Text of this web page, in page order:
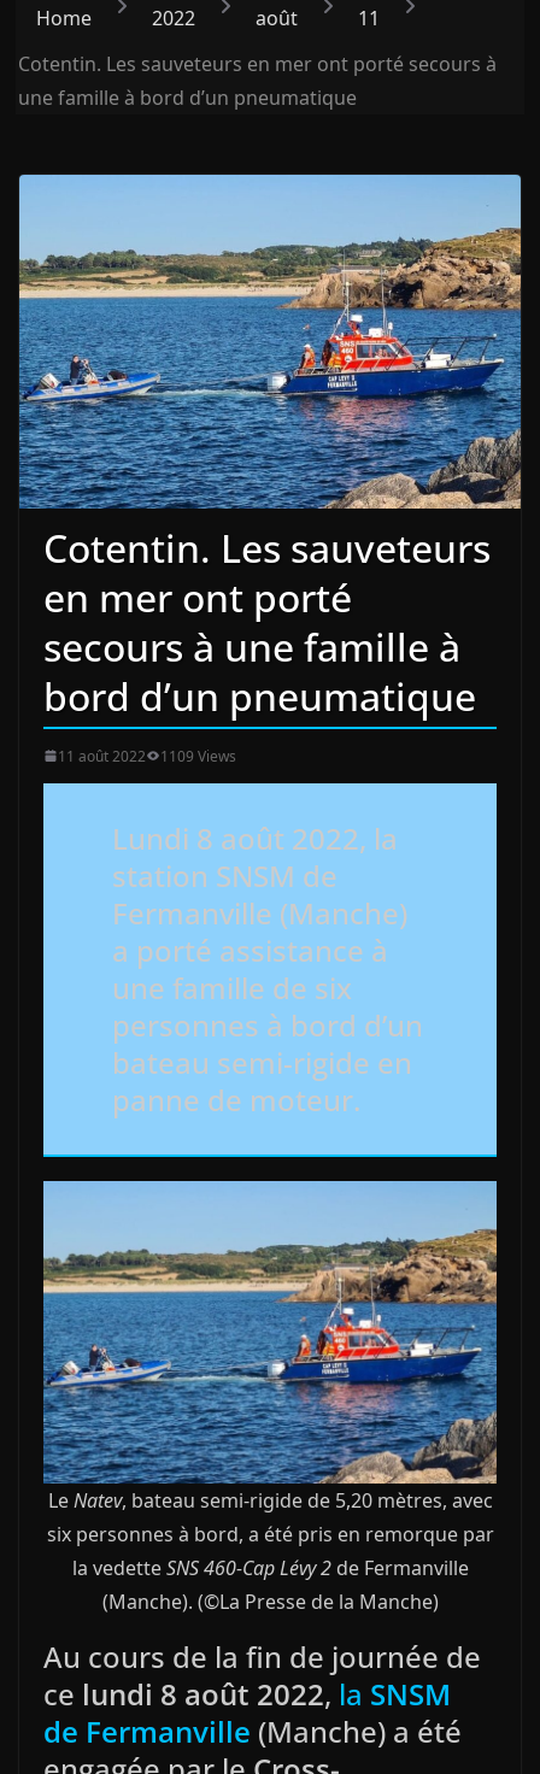
Home
2022 août
11
Cotentin. Les sauveteurs en mer ont porté secours à
une famille à bord d’un pneumatique
Cotentin. Les sauveteurs
en mer ont porté
secours à une famille à
bord d’un pneumatique
11 août 2022 1109 Views
Lundi 8 août 2022, la
station SNSM de
Fermanville (Manche)
a porté assistance à
une famille de six
personnes à bord d’un
bateau semi-rigide en
panne de moteur.
LeNatev, bateau semi-rigide de 5,20 mètres, avec
six personnes à bord, a été pris en remorque par
la vedetteSNS 460-Cap Lévy 2de Fermanville
(Manche). (©La Presse de la Manche)
Au cours de la fin de journée de
ce lundi 8 août 2022, la SNSM
de Fermanville (Manche) a été